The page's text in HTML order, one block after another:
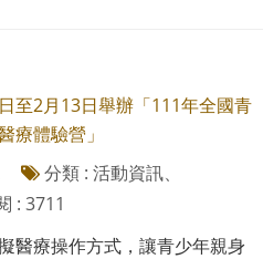
至2月13日舉辦「111年全國青
療體驗營」
分類 : 活動資訊、
: 3711
醫療操作方式，讓青少年親身